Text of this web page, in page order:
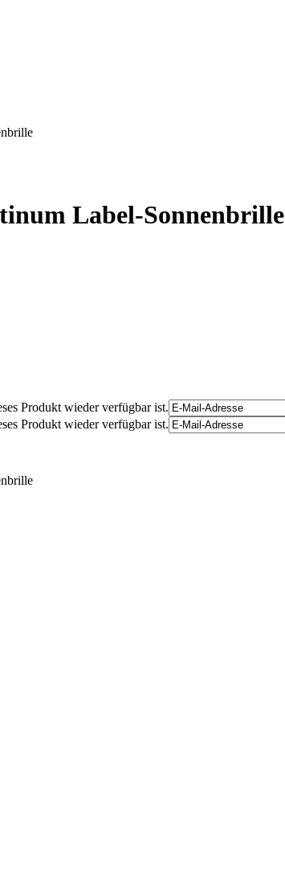
Label-Sonnenbrille
Produkt wieder verfügbar ist.
Produkt wieder verfügbar ist.